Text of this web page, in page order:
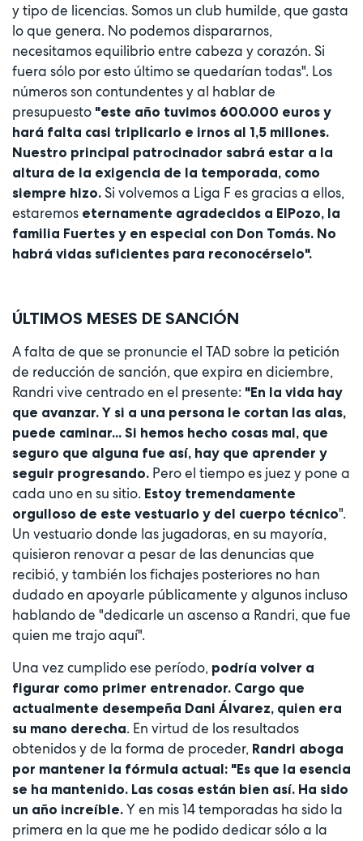
y tipo de licencias. Somos un club humilde, que gasta
lo que genera. No podemos dispararnos,
necesitamos equilibrio entre cabeza y corazón. Si
fuera sólo por esto último se quedarían todas". Los
números son contundentes y al hablar de
presupuesto "este año tuvimos 600.000 euros y
hará falta casi triplicarlo e irnos al 1,5 millones.
Nuestro principal patrocinador sabrá estar a la
altura de la exigencia de la temporada, como
siempre hizo. Si volvemos a Liga F es gracias a ellos,
estaremos eternamente agradecidos a ElPozo, la
familia Fuertes y en especial con Don Tomás. No
habrá vidas suficientes para reconocérselo".
ÚLTIMOS MESES DE SANCIÓN
A falta de que se pronuncie el TAD sobre la petición
de reducción de sanción, que expira en diciembre,
Randri vive centrado en el presente: "En la vida hay
que avanzar. Y si a una persona le cortan las alas,
puede caminar... Si hemos hecho cosas mal, que
seguro que alguna fue así, hay que aprender y
seguir progresando. Pero el tiempo es juez y pone a
cada uno en su sitio. Estoy tremendamente
orgulloso de este vestuario y del cuerpo técnico".
Un vestuario donde las jugadoras, en su mayoría,
quisieron renovar a pesar de las denuncias que
recibió, y también los fichajes posteriores no han
dudado en apoyarle públicamente y algunos incluso
hablando de "dedicarle un ascenso a Randri, que fue
quien me trajo aquí".
Una vez cumplido ese período, podría volver a
figurar como primer entrenador. Cargo que
actualmente desempeña Dani Álvarez, quien era
su mano derecha. En virtud de los resultados
obtenidos y de la forma de proceder, Randri aboga
por mantener la fórmula actual: "Es que la esencia
se ha mantenido. Las cosas están bien así. Ha sido
un año increíble. Y en mis 14 temporadas ha sido la
primera en la que me he podido dedicar sólo a la